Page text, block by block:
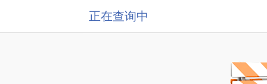
正在查询中